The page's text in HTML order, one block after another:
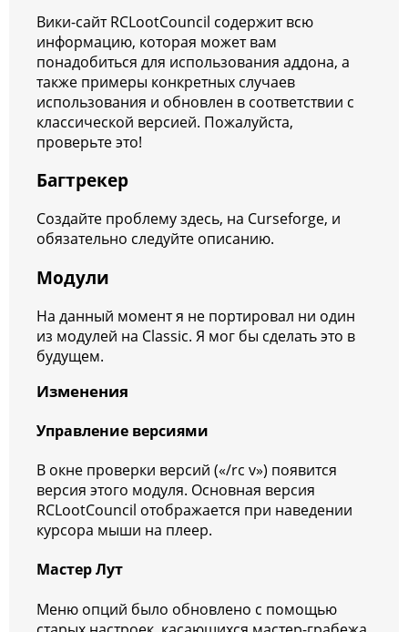
Вики-сайт RCLootCouncil содержит всю
информацию, которая может вам
понадобиться для использования аддона, а
также примеры конкретных случаев
использования и обновлен в соответствии с
классической версией. Пожалуйста,
проверьте это!
Багтрекер
Создайте проблему здесь, на Curseforge, и
обязательно следуйте описанию.
Модули
На данный момент я не портировал ни один
из модулей на Classic. Я мог бы сделать это в
будущем.
Изменения
Управление версиями
В окне проверки версий («/rc v») появится
версия этого модуля. Основная версия
RCLootCouncil отображается при наведении
курсора мыши на плеер.
Мастер Лут
Меню опций было обновлено с помощью